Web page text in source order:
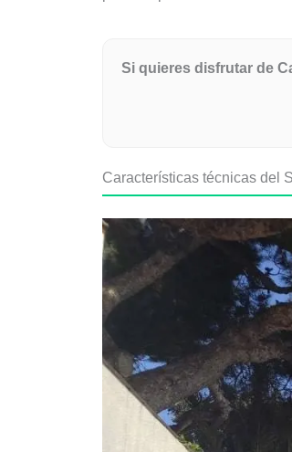
Si quieres disfrutar de
Características técnicas del